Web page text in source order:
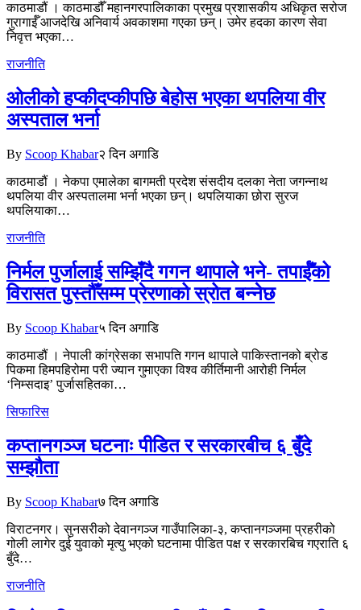
काठमाडौं । काठमाडौँ महानगरपालिकाका प्रमुख प्रशासकीय अधिकृत सरोज
गुरागाईँ आजदेखि अनिवार्य अवकाशमा गएका छन्। उमेर हदका कारण सेवा
निवृत्त भएका…
राजनीति
ओलीको हप्कीदप्कीपछि बेहोस भएका थपलिया वीर
अस्पताल भर्ना
By Scoop Khabar२ दिन अगाडि
काठमाडौं । नेकपा एमालेका बागमती प्रदेश संसदीय दलका नेता जगन्नाथ
थपलिया वीर अस्पतालमा भर्ना भएका छन्। थपलियाका छोरा सुरज
थपलियाका…
राजनीति
निर्मल पुर्जालाई सम्झिँदै गगन थापाले भने- तपाईँको
विरासत पुस्तौँसम्म प्रेरणाको स्रोत बन्नेछ
By Scoop Khabar५ दिन अगाडि
काठमाडौं । नेपाली कांग्रेसका सभापति गगन थापाले पाकिस्तानको ब्रोड
पिकमा हिमपहिरोमा परी ज्यान गुमाएका विश्व कीर्तिमानी आरोही निर्मल
‘निम्सदाइ’ पुर्जासहितका…
सिफारिस
कप्तानगञ्ज घटनाः पीडित र सरकारबीच ६ बुँदे
सम्झौता
By Scoop Khabar७ दिन अगाडि
विराटनगर। सुनसरीको देवानगञ्ज गाउँपालिका-३, कप्तानगञ्जमा प्रहरीको
गोली लागेर दुई युवाको मृत्यु भएको घटनामा पीडित पक्ष र सरकारबिच गएराति ६
बुँदे…
राजनीति